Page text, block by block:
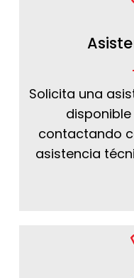
Solicita una
contactando
asistencia